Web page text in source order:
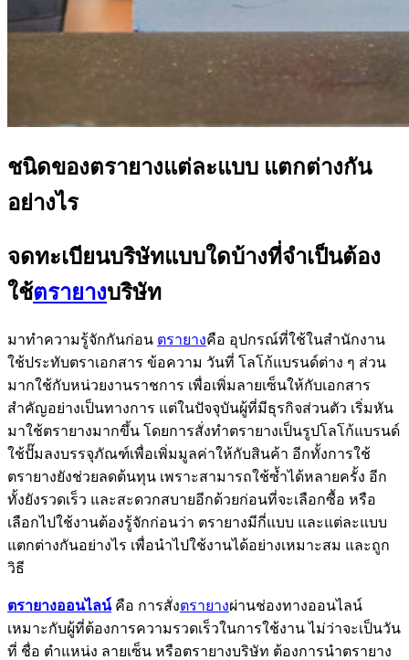
ชนิดของตรายางแต่ละแบบ แตกต่างกัน
อย่างไร
จดทะเบียนบริษัทแบบใดบ้างที่จำเป็นต้อง
ใช้ตรายางบริษัท
มาทำความรู้จักกันก่อน ตรายางคือ อุปกรณ์ที่ใช้ในสำนักงาน
ใช้ประทับตราเอกสาร ข้อความ วันที่ โลโก้แบรนด์ต่าง ๆ ส่วน
มากใช้กับหน่วยงานราชการ เพื่อเพิ่มลายเซ็นให้กับเอกสาร
สำคัญอย่างเป็นทางการ แต่ในปัจจุบันผู้ที่มีธุรกิจส่วนตัว เริ่มหัน
มาใช้ตรายางมากขึ้น โดยการสั่งทำตรายางเป็นรูปโลโก้แบรนด์
ใช้ปั๊มลงบรรจุภัณฑ์เพื่อเพิ่มมูลค่าให้กับสินค้า อีกทั้งการใช้
ตรายางยังช่วยลดต้นทุน เพราะสามารถใช้ซ้ำได้หลายครั้ง อีก
ทั้งยังรวดเร็ว และสะดวกสบายอีกด้วยก่อนที่จะเลือกซื้อ หรือ
เลือกไปใช้งานต้องรู้จักก่อนว่า ตรายางมีกี่แบบ และแต่ละแบบ
แตกต่างกันอย่างไร เพื่อนำไปใช้งานได้อย่างเหมาะสม และถูก
วิธี
ตรายางออนไลน์คือ การสั่งตรายางผ่านช่องทางออนไลน์
เหมาะกับผู้ที่ต้องการความรวดเร็วในการใช้งาน ไม่ว่าจะเป็นวัน
ที่ ชื่อ ตำแหน่ง ลายเซ็น หรือตรายางบริษัท ต้องการนำตรายาง